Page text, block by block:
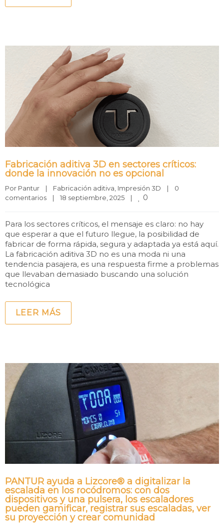
Fabricación aditiva 3D en sectores críticos:
donde la innovación no es opcional
Por Pantur | Fabricación aditiva Impresión 3D |
0
comentarios
| 18 septiembre, 2025 | 0
Para los sectores críticos, el mensaje es claro: no hay
que esperar a que el futuro llegue, la posibilidad de
fabricar de forma rápida, segura y adaptada ya está aquí.
La fabricación aditiva 3D no es una moda ni una
tendencia pasajera, es una respuesta firme a problemas
que llevaban demasiado buscando una solución
tecnológica
LEER MÁS
PANTUR ayuda a Lizcore® a digitalizar la
escalada en los rocódromos: con dos
dispositivos y una pulsera, los escaladores
pueden gamificar, registrar sus escaladas, ver
su proyección y crear comunidad